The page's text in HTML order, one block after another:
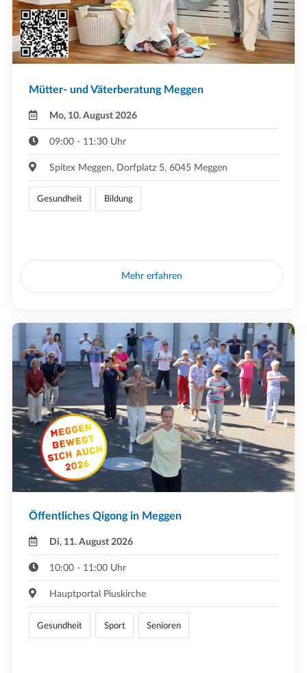
Mütter- und Väterberatung Meggen
Mo, 10. August 2026
09:00 - 11:30 Uhr
Spitex Meggen, Dorfplatz 5, 6045 Meggen
Gesundheit Bildung
Mehr erfahren
Öffentliches Qigong in Meggen
Di, 11. August 2026
10:00 - 11:00 Uhr
Hauptportal Piuskirche
Gesundheit Sport Senioren